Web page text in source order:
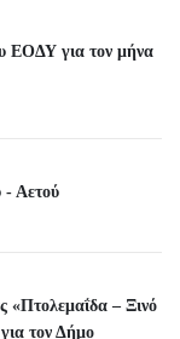
ΕΟΔΥ για τον μήνα
Αετού
«Πτολεμαΐδα – Ξινό
τον Δήμο